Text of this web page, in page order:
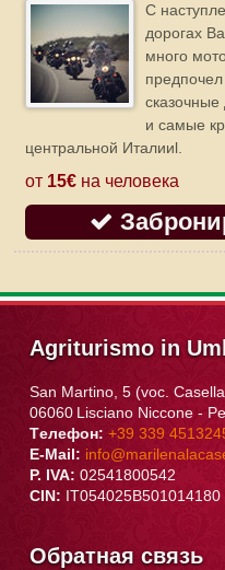
C
дорогах
много
и самые
центральной Италииl.
от 15€ на человека
Agriturismo in
San Martino, 5 (voc.
06060 Lisciano Niccone-
Tелефон: +39 339
E-Mail:
P. IVA: 02541800542
CIN: IT054025B501014180
Обратная связь